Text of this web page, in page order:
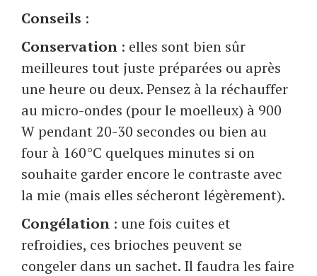
Conseils :
Conservation : elles sont bien sûr
meilleures tout juste préparées ou après
une heure ou deux. Pensez à la réchauffer
au micro-ondes (pour le moelleux) à 900
W pendant 20-30 secondes ou bien au
four à 160°C quelques minutes si on
souhaite garder encore le contraste avec
la mie (mais elles sécheront légèrement).
Congélation : une fois cuites et
refroidies, ces brioches peuvent se
congeler dans un sachet. Il faudra les faire